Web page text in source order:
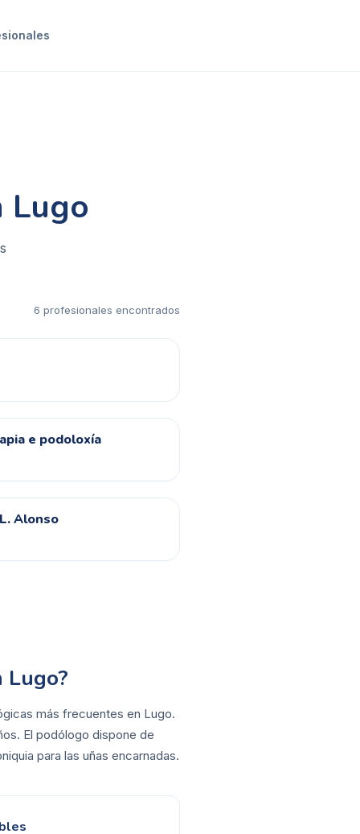
Lugo
6 profesionales encontrados
e podoloxía
Alonso
Lugo?
más frecuentes en Lugo.
El podólogo dispone de
para las uñas encarnadas.